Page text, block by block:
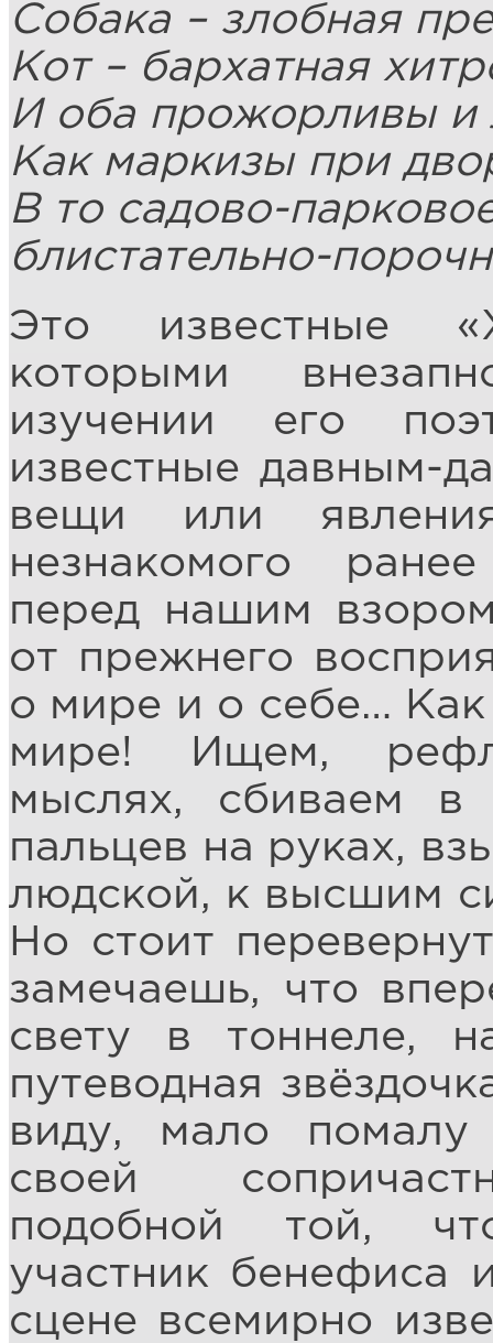
Собака – злобная
Кот – бархатная
И оба прожорливы и
Как маркизы при
В то садово-
блистательно-
Это известные
которыми
изучении его
известные давным-
вещи или
незнакомого
перед нашим
от прежнего
о мире и о себе…
мире! Ищем,
мыслях, сбиваем в
пальцев на руках,
людской, к высшим
Но стоит
замечаешь, что
свету в тоннеле,
путеводная
виду, мало помалу
своей
подобной той,
участник бенефиса
сцене всемирно